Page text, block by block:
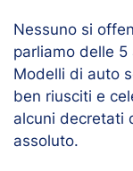
Nessuno si
parliamo delle
Modelli di auto
ben riusciti e
alcuni decretati
assoluto.